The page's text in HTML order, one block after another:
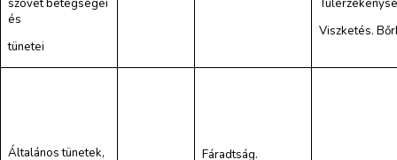
szövet betegségei
és
tünetei
Viszketés.
Általános tünetek,
Fáradtság.